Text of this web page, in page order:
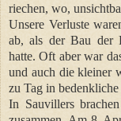
riechen, wo,
Unsere Verluste
ab, als der Bau der
hatte. Oft aber war
und auch die kleiner
zu Tag in
In Sauvillers